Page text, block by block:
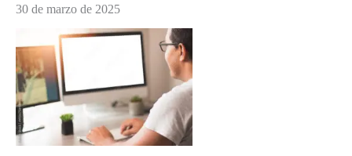
30 de marzo de 2025